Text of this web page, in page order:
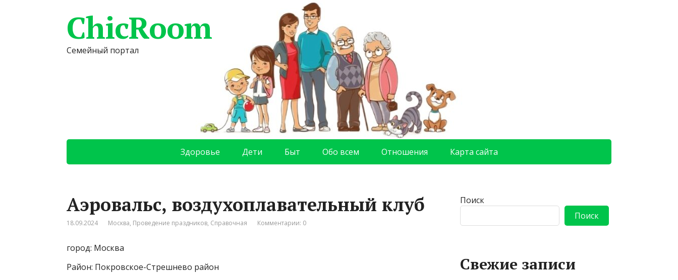
ChicRoom
Семейный портал
Здоровье Дети Быт Обо всем Отношения Карта сайта
Аэровальс, воздухоплавательный клуб
18.09.2024 Москва, Проведение праздников, Справочная Комментарии: 0
город: Москва
Район: Покровское-Стрешнево район
Поиск
Поиск
Свежие записи